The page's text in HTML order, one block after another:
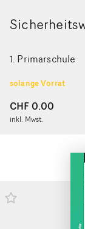
1. Primarschule
solange Vorrat
CHF 0.00
inkl. Mwst.